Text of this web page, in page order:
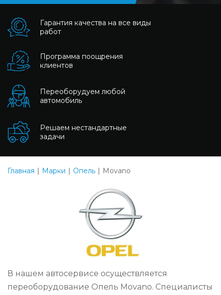
Гарантия качества на все виды
работ
Программа поощрения
клиентов
Переоборудуем любой
автомобиль
Решаем нестандартные
задачи
Главная Марки Опель Movano
В нашем автосервисе осуществляется
переоборудование Опель Movano. Специалисты